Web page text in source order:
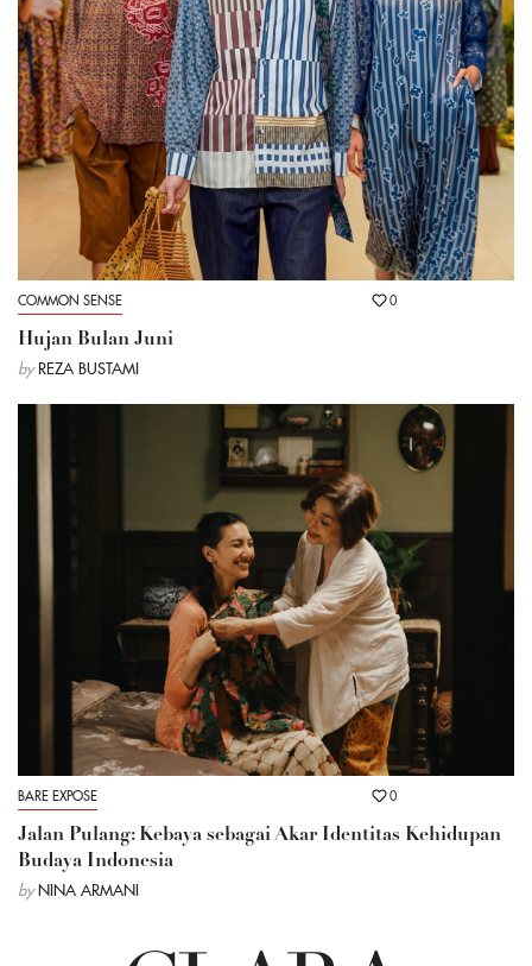
COMMON SENSE 0
Hujan Bulan Juni
by REZA BUSTAMI
BARE EXPOSE 0
Jalan Pulang: Kebaya sebagai Akar Identitas Kehidupan
Budaya Indonesia
by NINA ARMANI